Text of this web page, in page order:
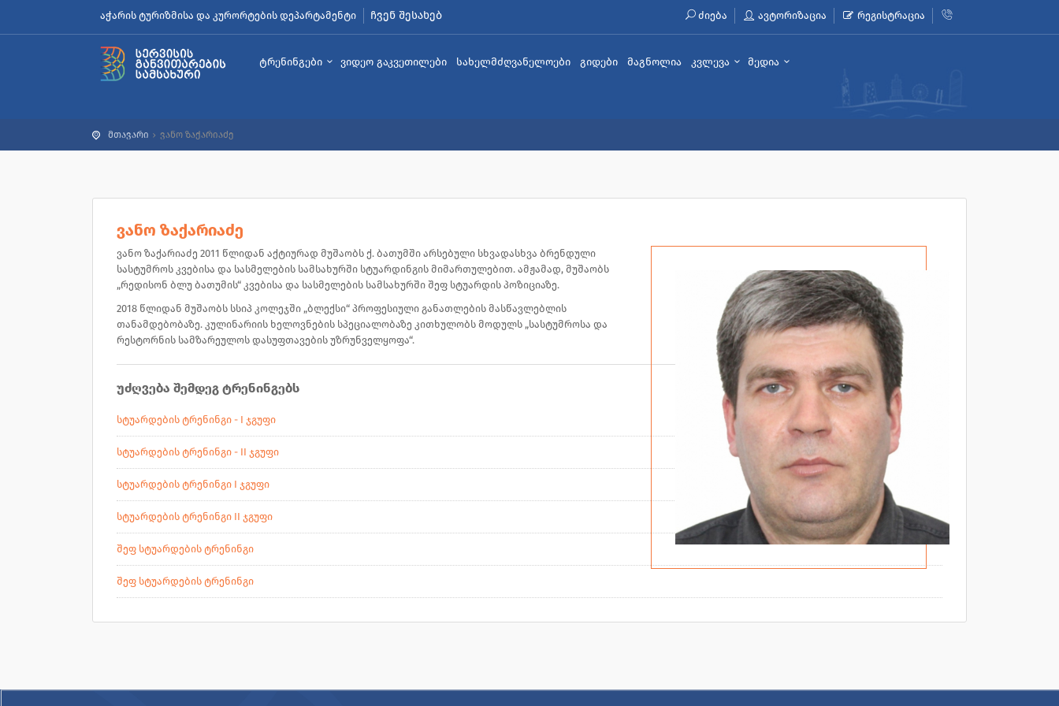
აჭარის ტურიზმისა და კურორტების დეპარტამენტი ჩვენ შესახებ ძიება ავტორიზაცია რეგისტრაცია
ტრენინგები ვიდეო გაკვეთილები სახელმძღვანელოები გიდები მაგნოლია კვლევა მედია
მთავარი ვანო ზაქარიაძე
ვანო ზაქარიაძე
ვანო ზაქარიაძე 2011 წლიდან აქტიურად მუშაობს ქ. ბათუმში არსებული სხვადასხვა ბრენდული
სასტუმროს კვებისა და სასმელების სამსახურში სტუარდინგის მიმართულებით. ამჟამად, მუშაობს
„რედისონ ბლუ ბათუმის“ კვებისა და სასმელების სამსახურში შეფ სტუარდის პოზიციაზე.
2018 წლიდან მუშაობს სსიპ კოლეჯში „ბლექსი“ პროფესიული განათლების მასწავლებლის
თანამდებობაზე. კულინარიის ხელოვნების სპეციალობაზე კითხულობს მოდულს „სასტუმროსა და
რესტორნის სამზარეულოს დასუფთავების უზრუნველყოფა“.
უძღვება შემდეგ ტრენინგებს
სტუარდების ტრენინგი - I ჯგუფი
სტუარდების ტრენინგი - II ჯგუფი
სტუარდების ტრენინგი I ჯგუფი
სტუარდების ტრენინგი II ჯგუფი
შეფ სტუარდების ტრენინგი
შეფ სტუარდების ტრენინგი